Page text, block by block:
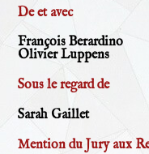
De et avec
François Berardino
Olivier Luppens
Sous le regard de
Sarah Gaillet
Mention du Jury aux